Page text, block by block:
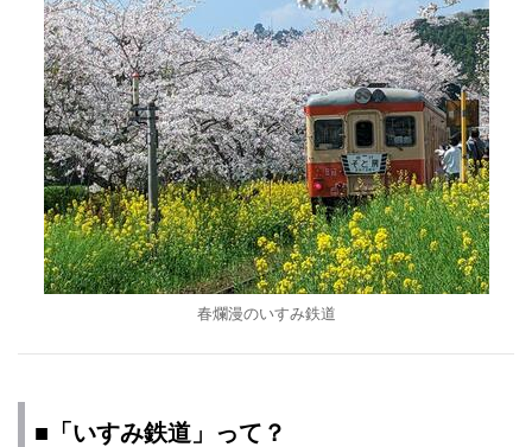
春爛漫のいすみ鉄道
■「いすみ鉄道」って？